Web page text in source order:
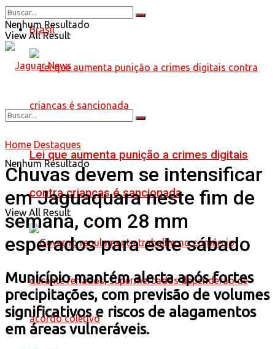
Brasil
Lei que aumenta punição a crimes digitais
contra crianças é sancionada
Nenhum Resultado
View All Result
Nenhum Resultado
View All Result
Home Destaques
Chuvas devem se intensificar
em Jaguaquara neste fim de
semana, com 28 mm
esperados para este sábado
Município mantém alerta após fortes
precipitações, com previsão de volumes
significativos e riscos de alagamentos
em áreas vulneráveis.